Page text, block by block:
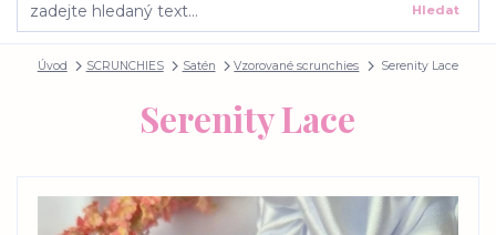
Hledat
Úvod SCRUNCHIES Satén Vzorované scrunchies Serenity Lace
Serenity Lace